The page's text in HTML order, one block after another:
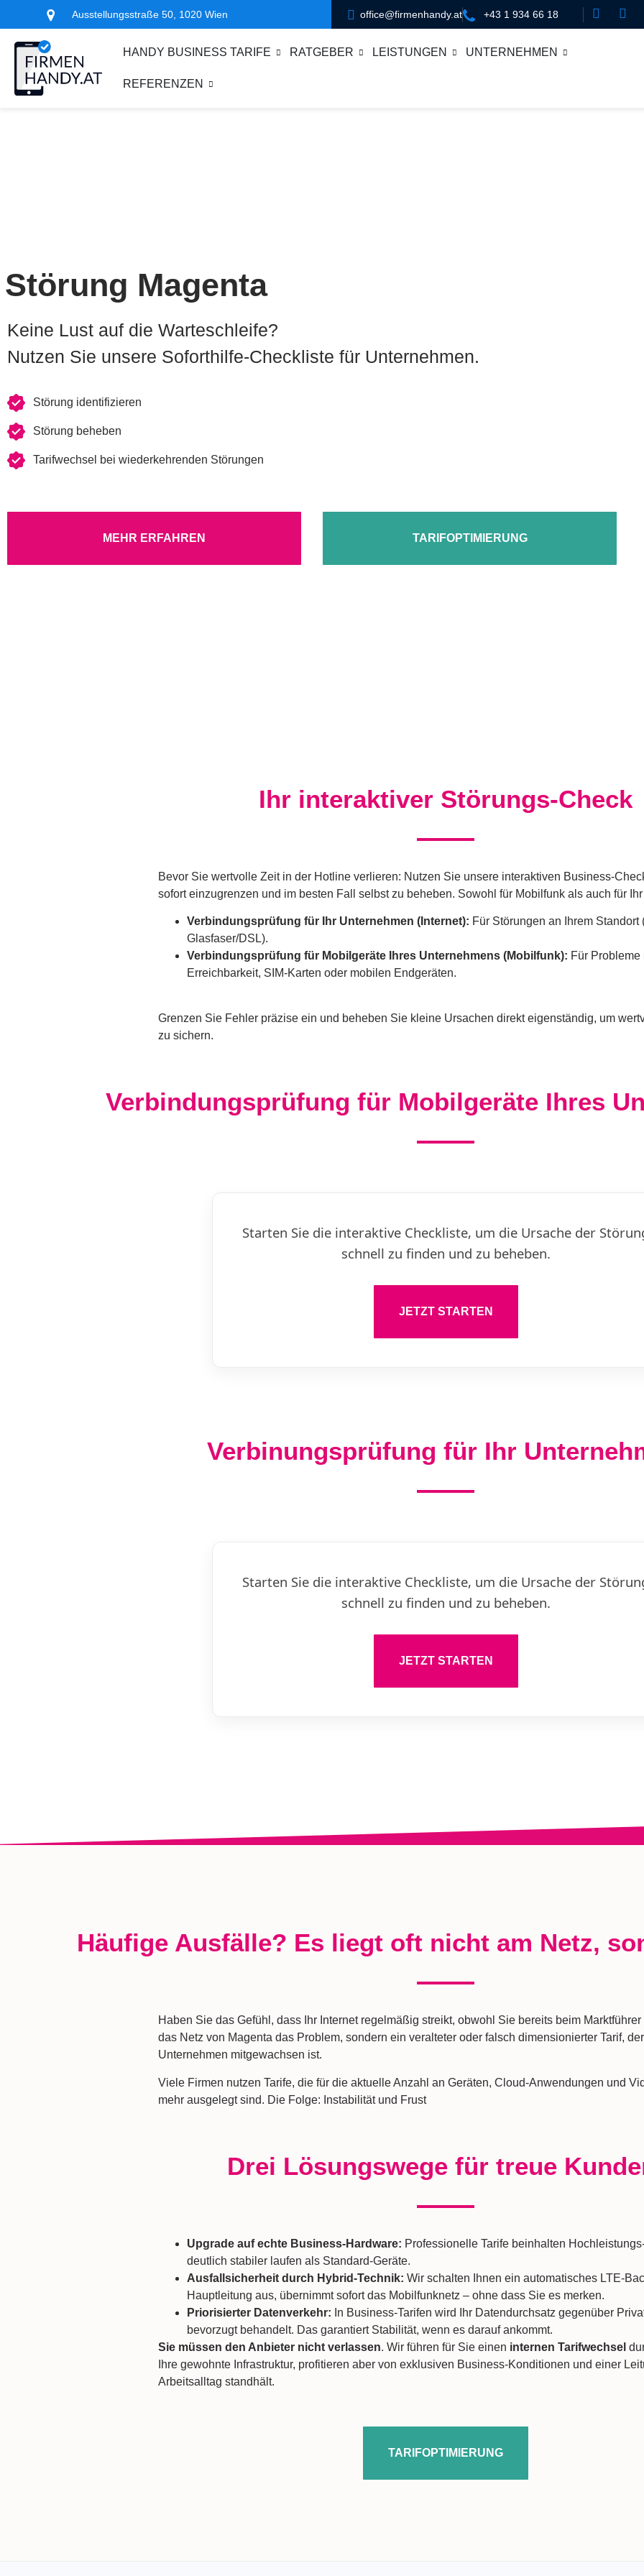
Ausstellungsstraße 50, 1020 Wien office@firmenhandy.at +43 1 934 66 18
HANDY BUSINESS TARIFE RATGEBER LEISTUNGEN UNTERNEHMEN
REFERENZEN
Störung Magenta
Keine Lust auf die Warteschleife?
Nutzen Sie unsere Soforthilfe-Checkliste für Unternehmen.
Störung identifizieren
Störung beheben
Tarifwechsel bei wiederkehrenden Störungen
MEHR ERFAHREN TARIFOPTIMIERUNG
Ihr interaktiver Störungs-Check
Bevor Sie wertvolle Zeit in der Hotline verlieren: Nutzen Sie unsere interaktiven Business-
sofort einzugrenzen und im besten Fall selbst zu beheben. Sowohl für Mobilfunk als auch für Ihr
Verbindungsprüfung für Ihr Unternehmen (Internet): Für Störungen an Ihrem Standort
Glasfaser/DSL).
Verbindungsprüfung für Mobilgeräte Ihres Unternehmens (Mobilfunk): Für Probleme
Erreichbarkeit, SIM-Karten oder mobilen Endgeräten.
Grenzen Sie Fehler präzise ein und beheben Sie kleine Ursachen direkt eigenständig, um
zu sichern.
Verbindungsprüfung für Mobilgeräte Ihres
Starten Sie die interaktive Checkliste, um die Ursache der
schnell zu finden und zu beheben.
JETZT STARTEN
Verbinungsprüfung für Ihr
Starten Sie die interaktive Checkliste, um die Ursache der
schnell zu finden und zu beheben.
JETZT STARTEN
Häufige Ausfälle? Es liegt oft nicht am Netz,
Haben Sie das Gefühl, dass Ihr Internet regelmäßig streikt, obwohl Sie bereits beim
das Netz von Magenta das Problem, sondern ein veralteter oder falsch dimensionierter Tarif,
Unternehmen mitgewachsen ist.
Viele Firmen nutzen Tarife, die für die aktuelle Anzahl an Geräten, Cloud-Anwendungen und
mehr ausgelegt sind. Die Folge: Instabilität und Frust
Drei Lösungswege für treue
Upgrade auf echte Business-Hardware: Professionelle Tarife beinhalten
deutlich stabiler laufen als Standard-Geräte.
Ausfallsicherheit durch Hybrid-Technik: Wir schalten Ihnen ein automatisches LTE-
Hauptleitung aus, übernimmt sofort das Mobilfunknetz – ohne dass Sie es merken.
Priorisierter Datenverkehr: In Business-Tarifen wird Ihr Datendurchsatz gegenüber
bevorzugt behandelt. Das garantiert Stabilität, wenn es darauf ankommt.
Sie müssen den Anbieter nicht verlassen. Wir führen für Sie einen internen Tarifwechsel
Ihre gewohnte Infrastruktur, profitieren aber von exklusiven Business-Konditionen und einer
Arbeitsalltag standhält.
TARIFOPTIMIERUNG